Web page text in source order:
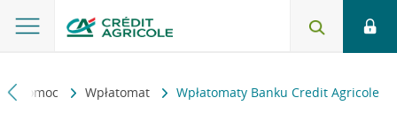
i pomoc Wpłatomat Wpłatomaty Banku Credit Agricole